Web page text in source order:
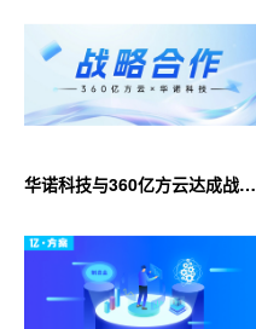
华诺科技与360亿方云达成战略